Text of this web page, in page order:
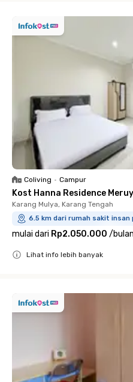
Coliving • Campur
Kost Hanna Residence
Karang Mulya, Karang Tengah
6.5 km dari rumah sakit insan
mulai dari Rp2.050.000 /bulan
Lihat info lebih banyak